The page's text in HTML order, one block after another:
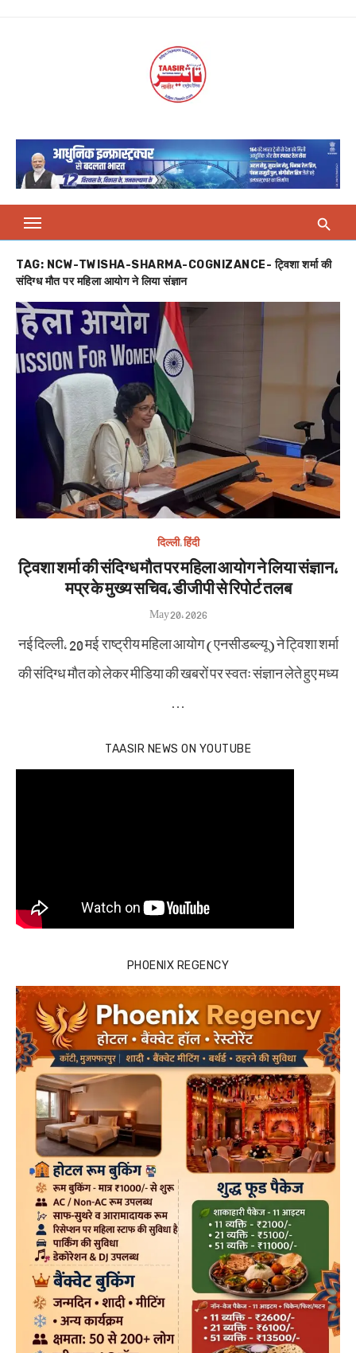
TAG: NCW-TWISHA-SHARMA-COGNIZANCE- ट्विशा शर्मा की
संदिग्ध मौत पर महिला आयोग ने लिया संज्ञान
दिल्ली,हिंदी
ट्विशा शर्मा की संदिग्ध मौत पर महिला आयोग ने लिया संज्ञान,
मप्र के मुख्य सचिव, डीजीपी से रिपोर्ट तलब
Posted
on
May 20, 2026
नई दिल्ली, 20 मई राष्ट्रीय महिला आयोग (एनसीडब्ल्यू) ने ट्विशा शर्मा
की संदिग्ध मौत को लेकर मीडिया की खबरों पर स्वतः संज्ञान लेते हुए मध्य
…
TAASIR NEWS ON YOUTUBE
PHOENIX REGENCY